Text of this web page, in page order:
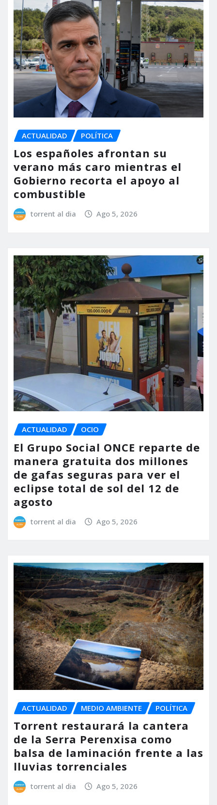
ACTUALIDAD POLÍTICA
Los españoles afrontan su
verano más caro mientras el
Gobierno recorta el apoyo al
combustible
torrent al dia Ago 5, 2026
ACTUALIDAD OCIO
El Grupo Social ONCE reparte de
manera gratuita dos millones
de gafas seguras para ver el
eclipse total de sol del 12 de
agosto
torrent al dia Ago 5, 2026
ACTUALIDAD MEDIO AMBIENTE POLÍTICA
Torrent restaurará la cantera
de la Serra Perenxisa como
balsa de laminación frente a las
lluvias torrenciales
torrent al dia Ago 5, 2026